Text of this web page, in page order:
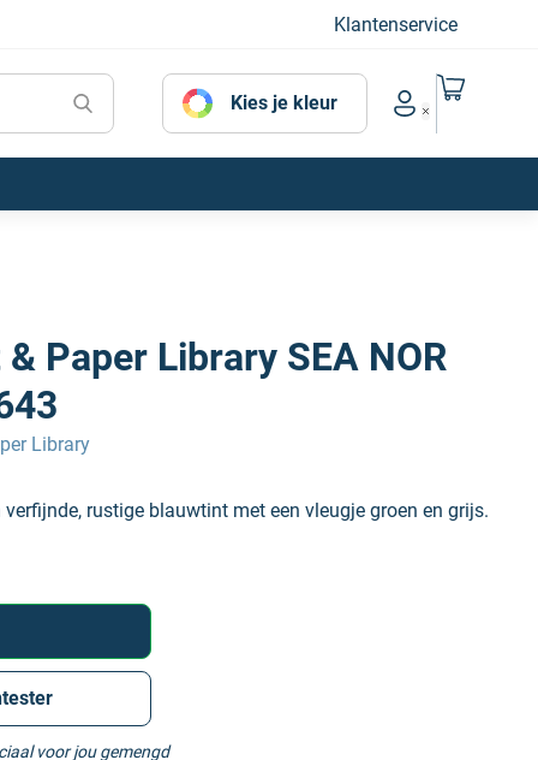
Klantenservice
Kies je kleur
Account menu
Naar mijn
Paper Library SEA NOR
Library
verfijnde, rustige blauwtint met een vleugje groen en grijs.
voor jou gemengd